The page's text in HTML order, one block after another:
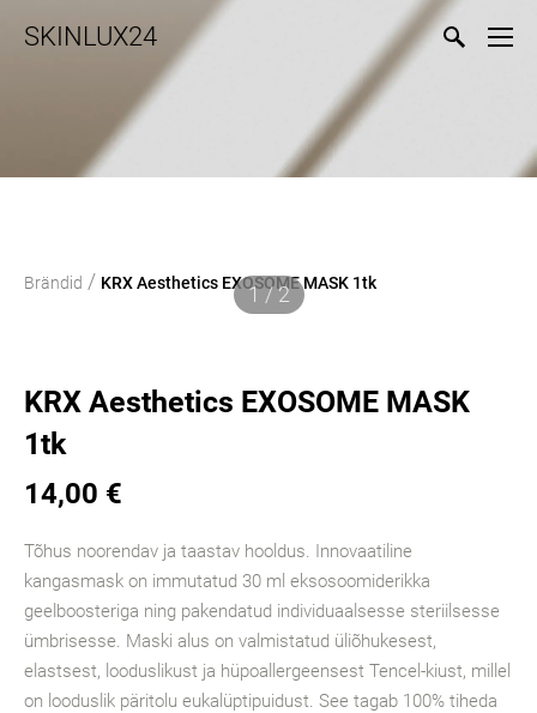
SKINLUX24
Brändid / KRX Aesthetics EXOSOME MASK 1tk
1 / 2
KRX Aesthetics EXOSOME MASK
1tk
14,00 €
Tõhus noorendav ja taastav hooldus. Innovaatiline
kangasmask on immutatud 30 ml eksosoomiderikka
geelboosteriga ning pakendatud individuaalsesse steriilsesse
ümbrisesse. Maski alus on valmistatud üliõhukesest,
elastsest, looduslikust ja hüpoallergeensest Tencel-kiust, millel
on looduslik päritolu eukalüptipuidust. See tagab 100% tiheda